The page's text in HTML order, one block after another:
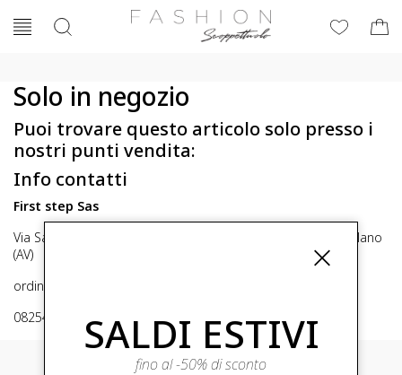
Solo in negozio
Puoi trovare questo articolo solo presso i
nostri punti vendita:
Info contatti
First step Sas
Via San Michele 16, Mirabella Eclano (Av) 83036 Mirabella Eclano
(AV)
ordini@fashionscoppettuolo.it
0825449414 SALDI ESTIVI
fino al -50% di sconto